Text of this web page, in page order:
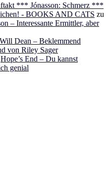
*** Jónasson: Schmerz ***
- BOOKS AND CATS zu
– Interessante Ermittler, aber
Dean – Beklemmend
von Riley Sager
Hope’s End – Du kannst
genial